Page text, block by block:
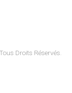
Droits Réservés.